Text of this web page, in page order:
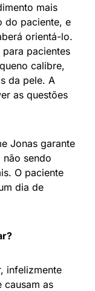
mais
do paciente, e
orientá-lo.
pacientes
calibre,
da pele. A
as questões
Jonas garante
não sendo
O paciente
dia de
infelizmente
causam as